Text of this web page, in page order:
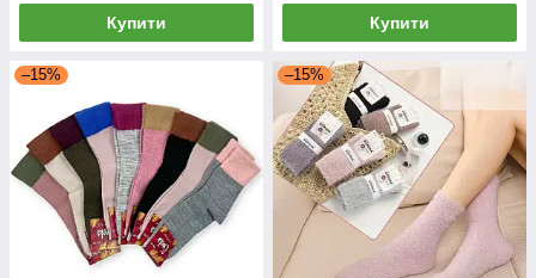
Купити Купити
–15% –15%